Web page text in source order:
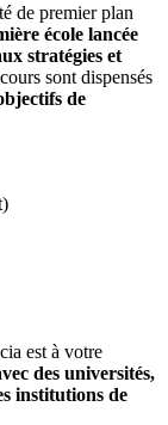
de premier plan
école lancée
stratégies et
sont dispensés
de
est à votre
des universités,
institutions de